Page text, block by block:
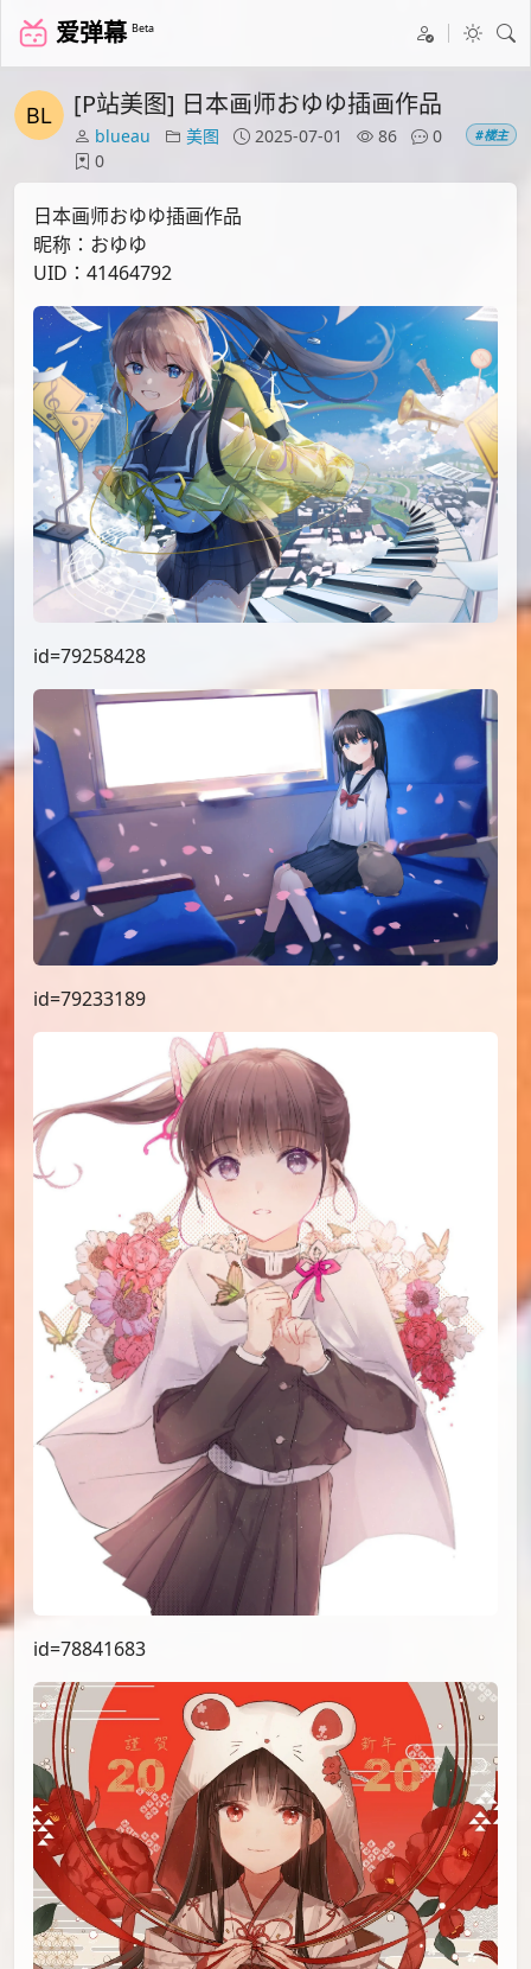
爱弹幕 Beta
[P站美图] 日本画师おゆゆ插画作品
blueau 美图 2025-07-01 86
0
0
#楼主
日本画师おゆゆ插画作品
昵称：おゆゆ
UID：41464792
id=79258428
id=79233189
id=78841683